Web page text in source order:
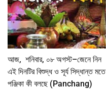
আজ, শনিবার, ০৮ অগস্ট–জেনে নিন
এই দিনটির বিশুদ্ধ ও সূর্য সিদ্ধান্ত মতে
পঞ্জিকা কী বলছে (Panchang)